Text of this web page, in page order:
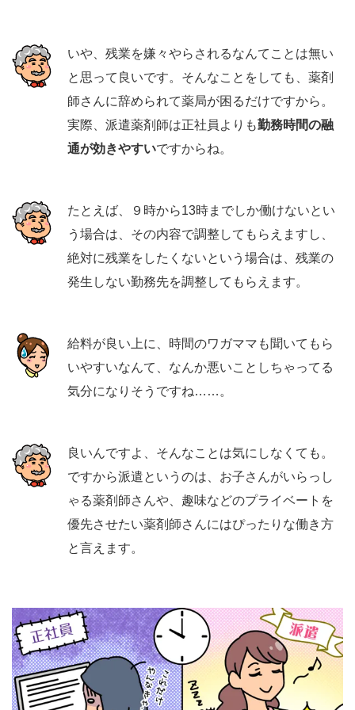
いや、残業を嫌々やらされるなんてことは無い
と思って良いです。そんなことをしても、薬剤
師さんに辞められて薬局が困るだけですから。
実際、派遣薬剤師は正社員よりも勤務時間の融
通が効きやすいですからね。
たとえば、９時から13時までしか働けないとい
う場合は、その内容で調整してもらえますし、
絶対に残業をしたくないという場合は、残業の
発生しない勤務先を調整してもらえます。
給料が良い上に、時間のワガママも聞いてもら
いやすいなんて、なんか悪いことしちゃってる
気分になりそうですね……。
良いんですよ、そんなことは気にしなくても。
ですから派遣というのは、お子さんがいらっし
ゃる薬剤師さんや、趣味などのプライベートを
優先させたい薬剤師さんにはぴったりな働き方
と言えます。